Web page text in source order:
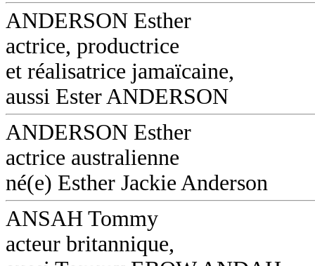
ANDERSON Esther
actrice, productrice
et réalisatrice jamaïcaine,
aussi Ester ANDERSON
ANDERSON Esther
actrice australienne
né(e) Esther Jackie Anderson
ANSAH Tommy
acteur britannique,